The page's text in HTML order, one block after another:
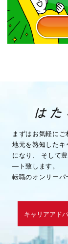
まずはお気軽にご
地元を熟知したキ
になり、
そして
―ト致します。
転職のオンリーパ
キャリアアド